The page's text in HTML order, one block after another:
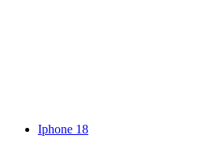
Iphone 18